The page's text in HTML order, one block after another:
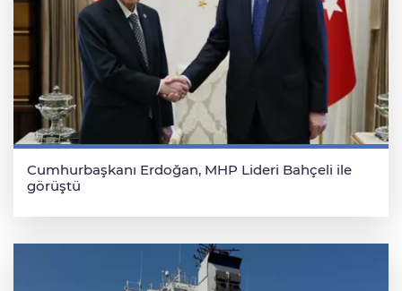
Cumhurbaşkanı Erdoğan, MHP Lideri Bahçeli ile
görüştü